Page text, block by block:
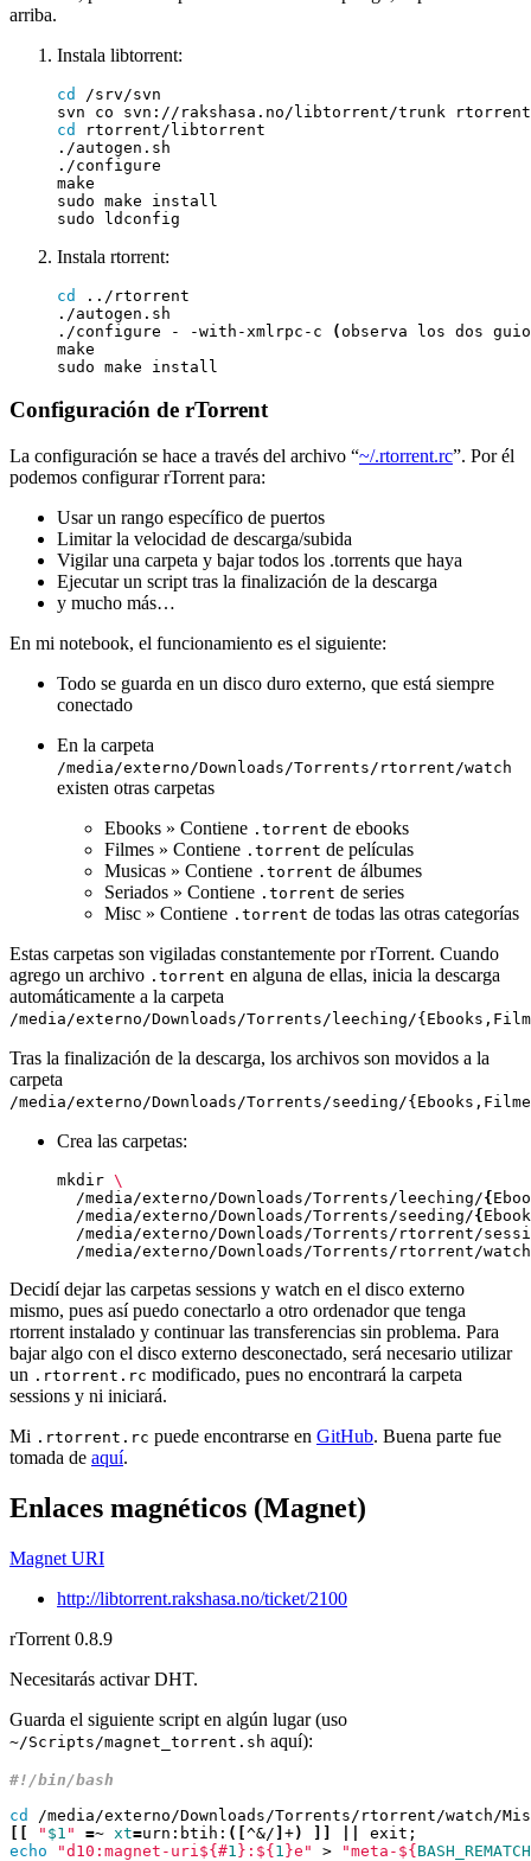
arriba.
Instala libtorrent:
cd
cd
Instala rtorrent:
cd
./configure - -with-xmlrpc-c
(observa los dos
Configuración de rTorrent
La configuración se hace a través del archivo “~/.rtorrent.rc”. Por él
podemos configurar rTorrent para:
Usar un rango específico de puertos
Limitar la velocidad de descarga/subida
Vigilar una carpeta y bajar todos los .torrents que haya
Ejecutar un script tras la finalización de la descarga
y mucho más…
En mi notebook, el funcionamiento es el siguiente:
Todo se guarda en un disco duro externo, que está siempre
conectado
En la carpeta
/media/externo/Downloads/Torrents/rtorrent/watch
existen otras carpetas
Ebooks » Contiene .torrent de ebooks
Filmes » Contiene .torrent de películas
Musicas » Contiene .torrent de álbumes
Seriados » Contiene .torrent de series
Misc » Contiene .torrent de todas las otras categorías
Estas carpetas son vigiladas constantemente por rTorrent. Cuando
agrego un archivo .torrent en alguna de ellas, inicia la descarga
automáticamente a la carpeta
/media/externo/Downloads/Torrents/leeching/
Tras la finalización de la descarga, los archivos son movidos a la
carpeta
/media/externo/Downloads/Torrents/seeding/
Crea las carpetas:
mkdir
  /media/externo/Downloads/Torrents/leeching/
{
  /media/externo/Downloads/Torrents/seeding/
{
/media/externo/Downloads/Torrents/rtorrent/
/media/externo/Downloads/Torrents/rtorrent/
Decidí dejar las carpetas sessions y watch en el disco externo
mismo, pues así puedo conectarlo a otro ordenador que tenga
rtorrent instalado y continuar las transferencias sin problema. Para
bajar algo con el disco externo desconectado, será necesario utilizar
un .rtorrent.rc modificado, pues no encontrará la carpeta
sessions y ni iniciará.
Mi .rtorrent.rc puede encontrarse en GitHub. Buena parte fue
tomada de aquí.
Enlaces magnéticos (Magnet)
Magnet URI
http://libtorrent.rakshasa.no/ticket/2100
rTorrent 0.8.9
Necesitarás activar DHT.
Guarda el siguiente script en algún lugar (uso
~/Scripts/magnet_torrent.sh aquí):
cd
" $1 " =~ xt=urn:btih: ([ ^&/ +) exit ;
echo
"d10:magnet-uri ${#1 } : ${ 1 }e" > "meta- ${ BASH_REMATCH